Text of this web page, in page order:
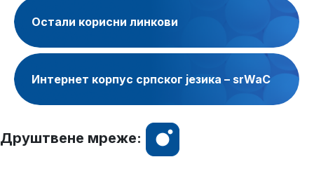
Остали корисни линкови
Интернет корпус српског језика – srWaC
Друштвене мреже: